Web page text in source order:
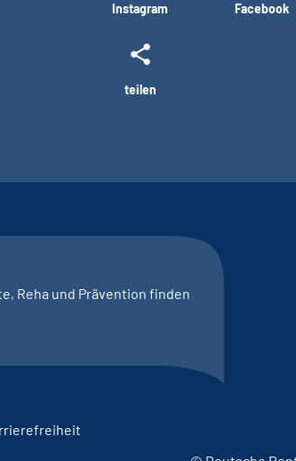
Instagram Facebook
teilen
Reha und Prävention finden